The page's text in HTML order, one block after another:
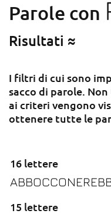
Parole con
Risultati ≈
I filtri di cui sono
sacco di parole.
ai criteri vengono
ottenere tutte le
16 lettere
15 lettere